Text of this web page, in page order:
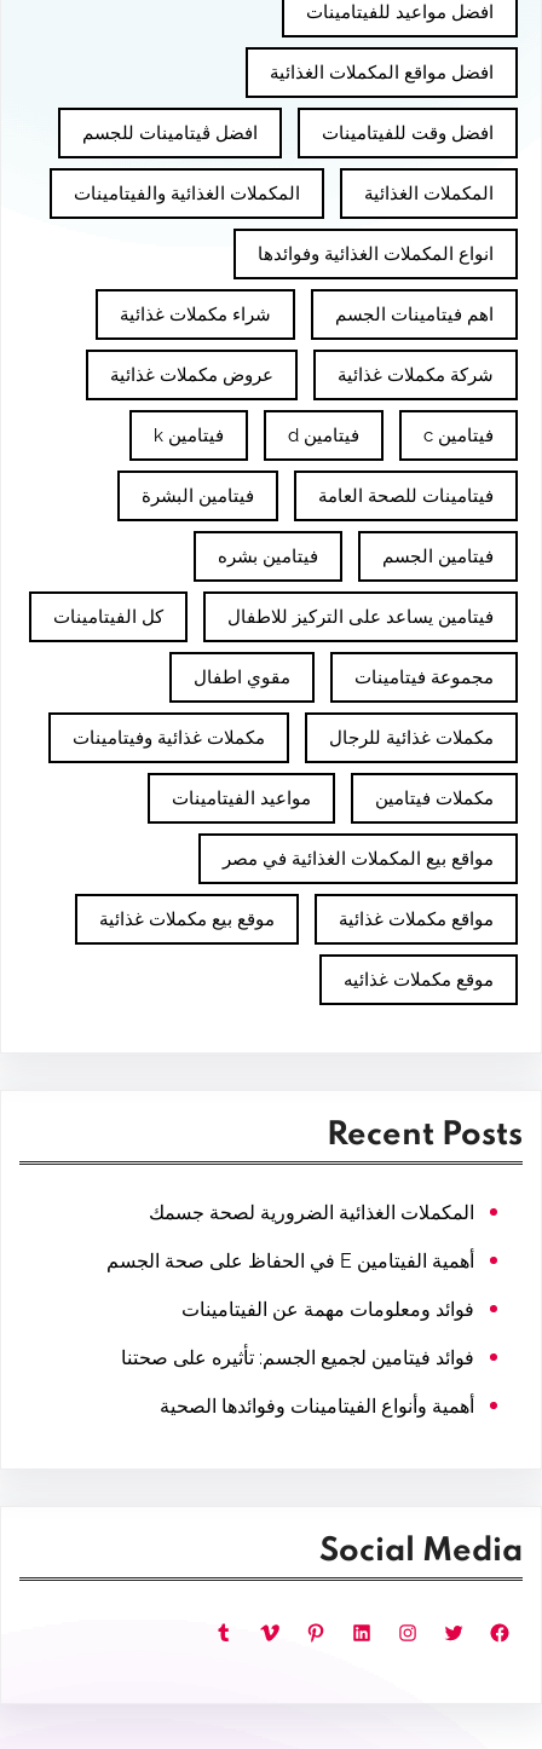
افضل مواعيد للفيتامينات
افضل مواقع المكملات الغذائية
افضل وقت للفيتامينات افضل ڤيتامينات للجسم
المكملات الغذائية المكملات الغذائية والفيتامينات
انواع المكملات الغذائية وفوائدها
اهم فيتامينات الجسم شراء مكملات غذائية
شركة مكملات غذائية عروض مكملات غذائية
فيتامين c فيتامين d فيتامين k
فيتامينات للصحة العامة فيتامين البشرة
فيتامين الجسم فيتامين بشره
فيتامين يساعد على التركيز للاطفال كل الفيتامينات
مجموعة فيتامينات مقوي اطفال
مكملات غذائية للرجال مكملات غذائية وفيتامينات
مكملات فيتامين مواعيد الفيتامينات
مواقع بيع المكملات الغذائية في مصر
مواقع مكملات غذائية موقع بيع مكملات غذائية
موقع مكملات غذائيه
Recent Posts
المكملات الغذائية الضرورية لصحة جسمك
أهمية الفيتامين E في الحفاظ على صحة الجسم
فوائد ومعلومات مهمة عن الفيتامينات
فوائد فيتامين لجميع الجسم: تأثيره على صحتنا
أهمية وأنواع الفيتامينات وفوائدها الصحية
Social Media
فيسبوك تويتر إنستجرام لينكد إن بينتريست فيميو تمبلر